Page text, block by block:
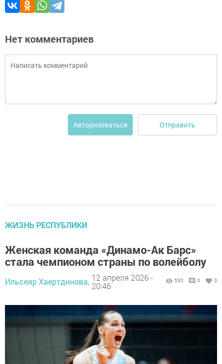
Нет комментариев
Авторизоваться Отправить
ЖИЗНЬ РЕСПУБЛИКИ
Женская команда «Динамо-Ак Барс»
стала чемпионом страны по волейболу
Ильсеяр Хаертдинова, 12 апреля 2026 -
20:46
530 0 0